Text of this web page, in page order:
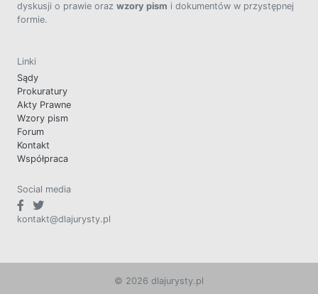
dyskusji o prawie oraz wzory pism i dokumentów w przystępnej
formie.
Linki
Sądy
Prokuratury
Akty Prawne
Wzory pism
Forum
Kontakt
Współpraca
Social media
kontakt@dlajurysty.pl
© 2026 dlajurysty.pl